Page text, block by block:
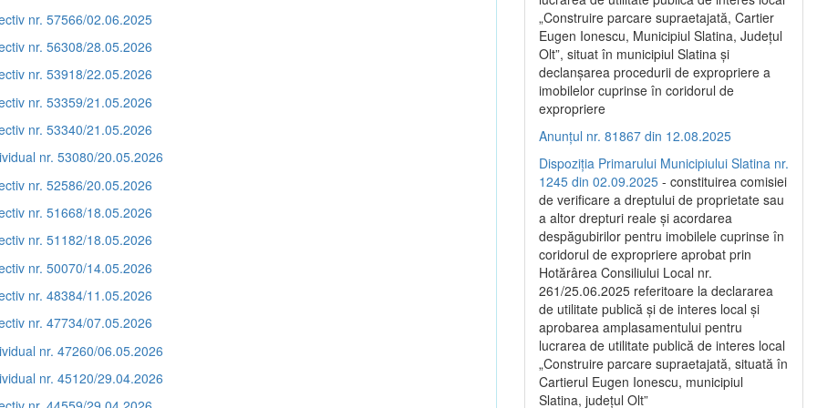
nr. 57566/02.06.2025
nr. 56308/28.05.2026
nr. 53918/22.05.2026
nr. 53359/21.05.2026
nr. 53340/21.05.2026
nr. 53080/20.05.2026
nr. 52586/20.05.2026
nr. 51668/18.05.2026
nr. 51182/18.05.2026
nr. 50070/14.05.2026
nr. 48384/11.05.2026
nr. 47734/07.05.2026
nr. 47260/06.05.2026
nr. 45120/29.04.2026
„Construire parcare supraetajată, Cartier
Eugen Ionescu, Municipiul Slatina, Județul
Olt”, situat în municipiul Slatina și
declanșarea procedurii de expropriere a
imobilelor cuprinse în coridorul de
expropriere
Anunțul nr. 81867 din 12.08.2025
Dispoziția Primarului Municipiului Slatina nr.
1245 din 02.09.2025 - constituirea comisiei
de verificare a dreptului de proprietate sau
a altor drepturi reale și acordarea
despăgubirilor pentru imobilele cuprinse în
coridorul de expropriere aprobat prin
Hotărârea Consiliului Local nr.
261/25.06.2025 referitoare la declararea
de utilitate publică și de interes local și
aprobarea amplasamentului pentru
lucrarea de utilitate publică de interes local
„Construire parcare supraetajată, situată în
Cartierul Eugen Ionescu, municipiul
Slatina, județul Olt”